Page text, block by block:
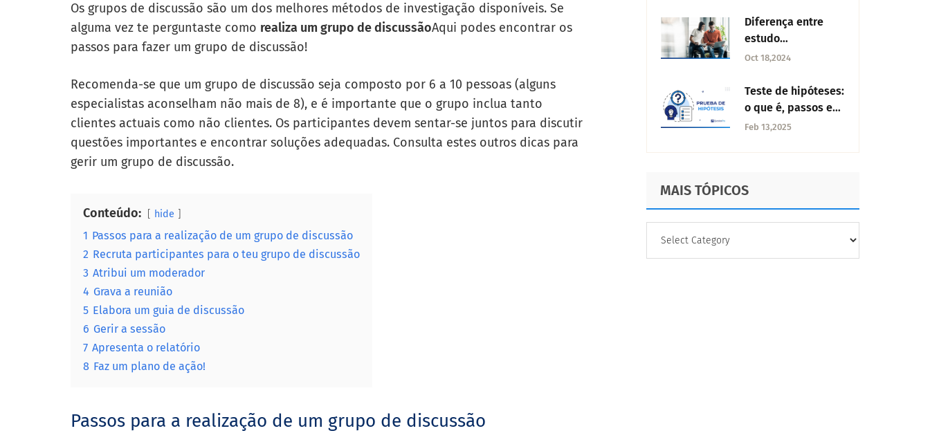
Os grupos de discussão são um dos melhores métodos de investigação disponíveis. Se
alguma vez te perguntaste como realiza um grupo de discussãoAqui podes encontrar os
passos para fazer um grupo de discussão!
Recomenda-se que um grupo de discussão seja composto por 6 a 10 pessoas (alguns
especialistas aconselham não mais de 8), e é importante que o grupo inclua tanto
clientes actuais como não clientes. Os participantes devem sentar-se juntos para discutir
questões importantes e encontrar soluções adequadas. Consulta estes outros dicas para
gerir um grupo de discussão.
Conteúdo: hide
1 Passos para a realização de um grupo de discussão
2 Recruta participantes para o teu grupo de discussão
3 Atribui um moderador
4 Grava a reunião
5 Elabora um guia de discussão
6 Gerir a sessão
7 Apresenta o relatório
8 Faz um plano de ação!
Passos para a realização de um grupo de discussão
analisam
inquéritos em
tempo real
Diferença entre
estudo
experimental e
Oct 18,2024
Teste de hipóteses:
o que é, passos e
exemplos
Feb 13,2025
MAIS TÓPICOS
TÓPICOS